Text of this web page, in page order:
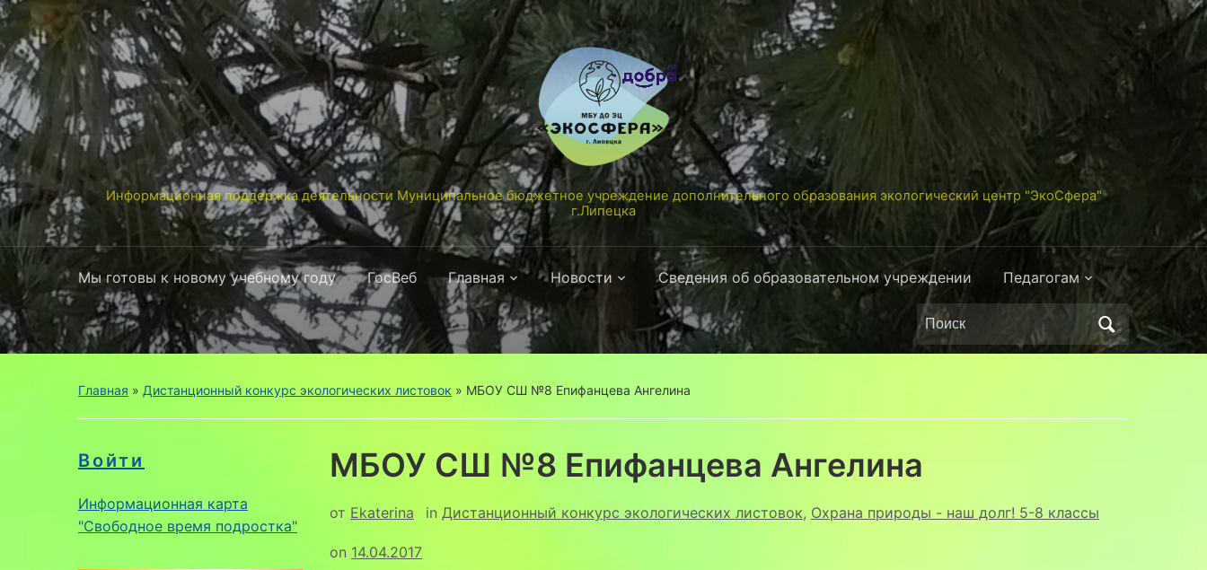
Информационная поддержка деятельности Муниципальное бюджетное учреждение дополнительного образования экологический центр "ЭкоСфера"
г.Липецка
Мы готовы к новому учебному году ГосВеб Главная Новости Сведения об образовательном учреждении Педагогам
Поиск
по:
Главная » Дистанционный конкурс экологических листовок » МБОУ СШ №8 Епифанцева Ангелина
Войти
Информационная карта
"Свободное время подростка"
МБОУ СШ №8 Епифанцева Ангелина
от Ekaterina in Дистанционный конкурс экологических листовок, Охрана природы - наш долг! 5-8 классы
on 14.04.2017